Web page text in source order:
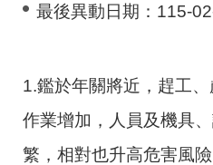
最後異動日期： 115-
1.鑑於年關將近，趕工
作業增加，人員及機具
繁，相對也升高危害風